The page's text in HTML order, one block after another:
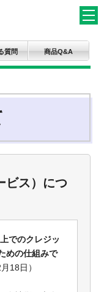
質問 商品Q&A
ビス）につ
でのクレジッ
めの仕組みで
18日）